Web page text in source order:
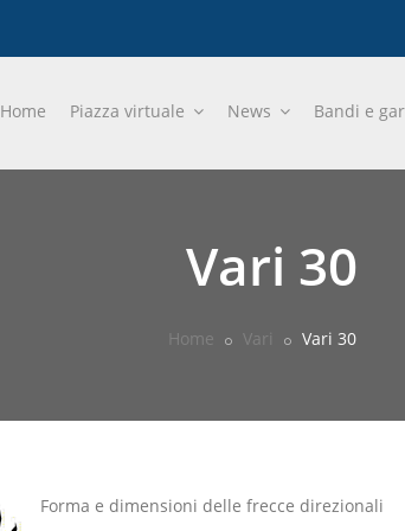
Home Piazza virtuale News Bandi e
Vari 30
Home Vari Vari 30
Forma e dimensioni delle frecce direzionali